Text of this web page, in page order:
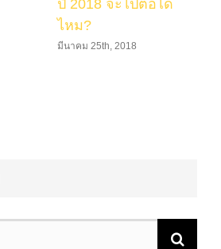
ปี 2018 จะไปต่อได้
ไหม?
มีนาคม 25th, 2018